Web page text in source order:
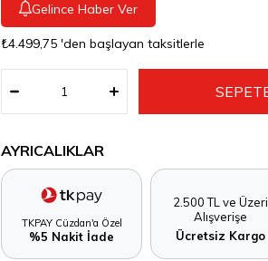
Gelince Haber Ver
₺4.499,75 'den başlayan taksitlerle
AYRICALIKLAR
TKPAY Cüzdan'a Özel
%5 Nakit İade
2.500 TL ve Üzeri
Alışverişe
Ücretsiz Kargo